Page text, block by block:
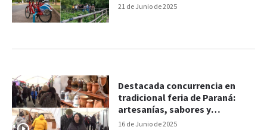
21 de Junio de 2025
16 de Junio de 2025
Destacada concurrencia en
tradicional feria de Paraná:
artesanías, sabores y
productos únicos